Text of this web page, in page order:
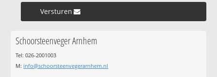
Versturen »
Schoorsteenveger Arnhem
Tel: 026-2001003
M: info@schoorsteenvegerarnhem.nl